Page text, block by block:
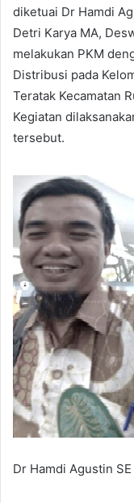
diketuai Dr Hamdi
Detri Karya MA,
melakukan PKM
Distribusi pada
Teratak Kecamatan
Kegiatan
tersebut.
Dr Hamdi Agustin SE